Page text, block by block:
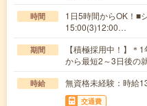
時間
1日5時間からOK！■
15:00(3)12:00…
期間
【積極採用中！】＊
から最短2～3日後の
時給 無資格未経験：時
交通費